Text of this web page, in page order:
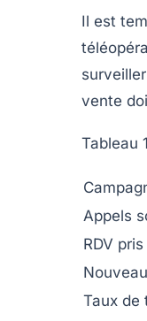
Il est
vente
Tableau
Appels
RDV pris
Taux de